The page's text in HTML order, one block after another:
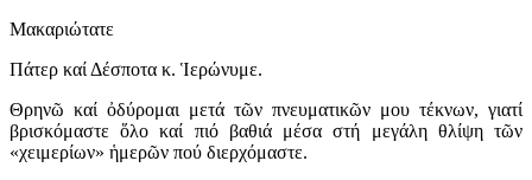
Μακαριώτατε
Πάτερ καί Δέσποτα κ. Ἱερώνυμε.
Θρηνῶ καί ὀδύρομαι μετά τῶν πνευματικῶν μου τέκνων, γιατί
βρισκόμαστε ὅλο καί πιό βαθιά μέσα στή μεγάλη θλίψη τῶν
«χειμερίων» ἡμερῶν πού διερχόμαστε.